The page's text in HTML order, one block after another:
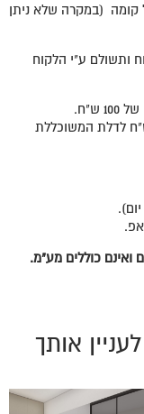
100 ₪ לארון לכל קומה (במקרה שלא ניתן
הלקוח ותשולם ע"י הלקוח
מעל רוחב 90 ס"מ נדרשת תוספת 100 ש"ח לדלת המשוכללת
ואינם כוללים מע"מ.
אותך